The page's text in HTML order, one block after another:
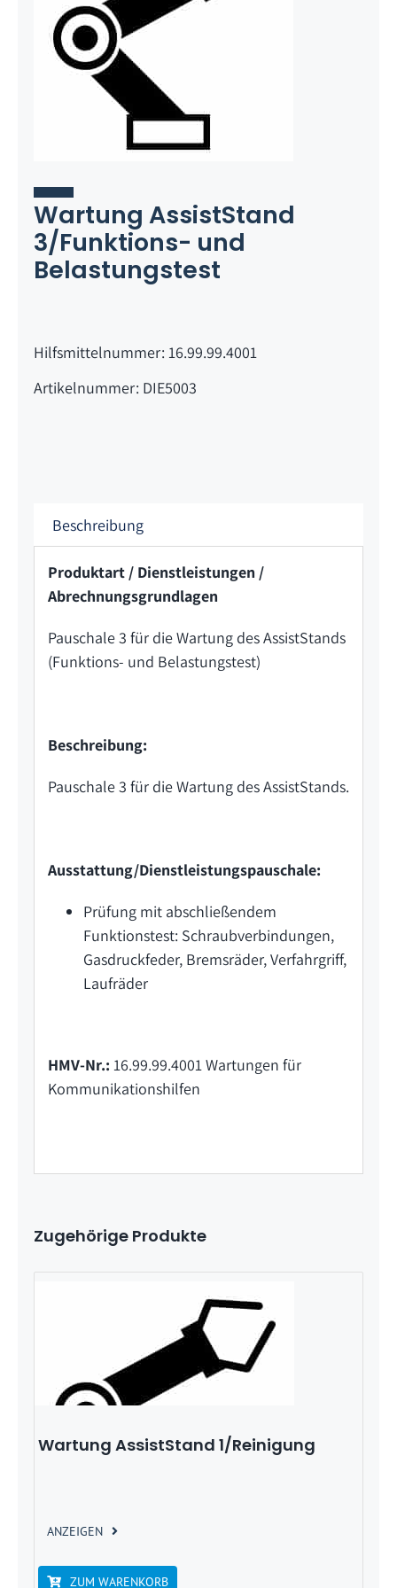
Wartung AssistStand
3/Funktions- und
Belastungstest
Hilfsmittelnummer: 16.99.99.4001
Artikelnummer: DIE5003
Beschreibung
Produktart / Dienstleistungen /
Abrechnungsgrundlagen
Pauschale 3 für die Wartung des AssistStands
(Funktions- und Belastungstest)
Beschreibung:
Pauschale 3 für die Wartung des AssistStands.
Ausstattung/Dienstleistungspauschale:
Prüfung mit abschließendem
Funktionstest: Schraubverbindungen,
Gasdruckfeder, Bremsräder, Verfahrgriff,
Laufräder
HMV-Nr.: 16.99.99.4001 Wartungen für
Kommunikationshilfen
Zugehörige Produkte
Wartung AssistStand 1/Reinigung
ANZEIGEN
ZUM WARENKORB